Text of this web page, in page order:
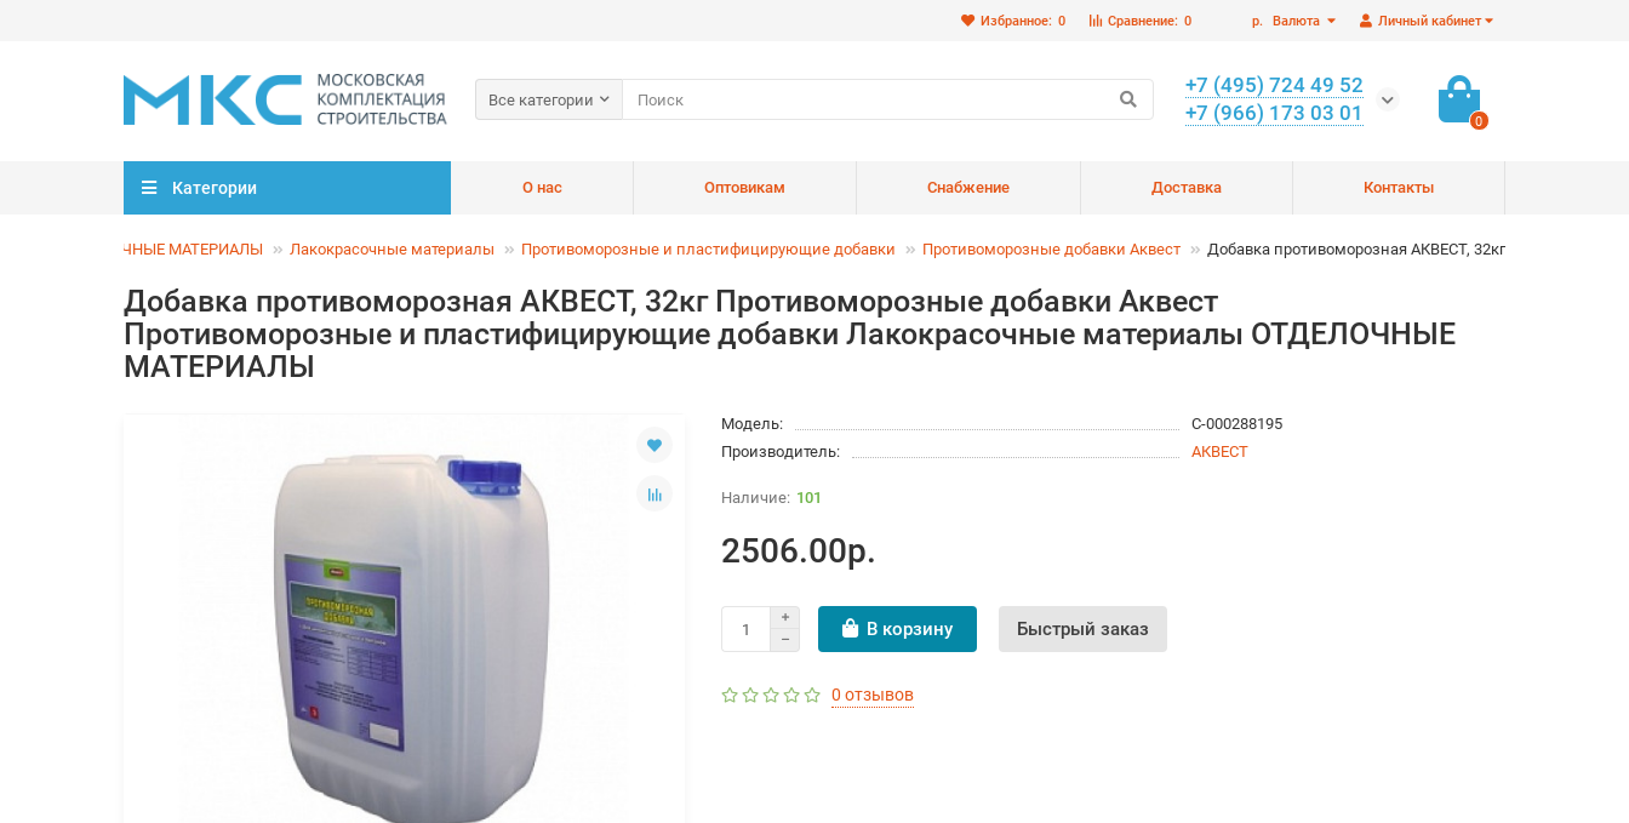
Личный кабинет
р. Валюта
Сравнение: 0
Избранное: 0
Все категории
+7 (495) 724 49 52
+7 (966) 173 03 01
0
Категории О нас Оптовикам Снабжение Доставка Контакты
ОТДЕЛОЧНЫЕ МАТЕРИАЛЫ Лакокрасочные материалы Противоморозные и пластифицирующие добавки Противоморозные добавки Аквест Добавка противоморозная АКВЕСТ, 32кг
Добавка противоморозная АКВЕСТ, 32кг Противоморозные добавки Аквест
Противоморозные и пластифицирующие добавки Лакокрасочные материалы ОТДЕЛОЧНЫЕ
МАТЕРИАЛЫ
Модель:
С-000288195
Производитель:
АКВЕСТ
101
2506.00р.
В корзину Быстрый заказ
0 отзывов